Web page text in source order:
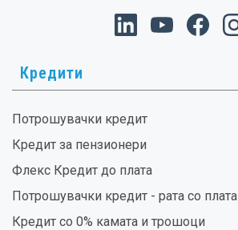
Кредити
Потрошувачки кредит
Кредит за пензионери
Флекс Кредит до плата
Потрошувачки кредит - рата со плата
Кредит со 0% камата и трошоци